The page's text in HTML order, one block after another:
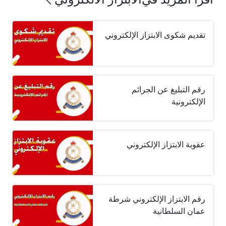
تقديم شكوى الابتزاز الإلكتروني
رقم التبليغ عن الجرائم
الإلكترونية
عقوبة الابتزاز الإلكتروني
رقم الابتزاز الإلكتروني شرطة
عمان السلطانية